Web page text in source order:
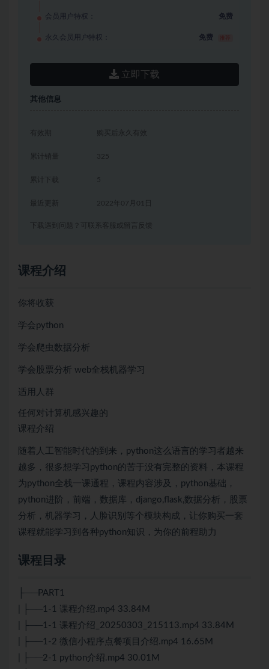
会员用户特权： 免费
永久会员用户特权： 免费
立即下载
其他信息
有效期 购买后永久有效
累计销量 325
累计下载 5
2022年07月01日
下载遇到问题？可联系客服或留言反馈
课程介绍
你将收获
学会python
学会爬虫数据分析
学会股票分析 web全栈机器学习
适用人群
任何对计算机感兴趣的
课程介绍
随着人工智能时代的到来，python这么语言的学习者越来
越多，很多想学习python的苦于没有完整的资料，本课程
为python全栈一课通程，课程内容涉及，python基础，
python进阶，前端，数据库，django,flask,数据分析，股票
分析，机器学习，人脸识别等个模块构成，让你购买一套
课程就能学习到各种python知识，为你的前程助力
课程目录
├──PART1
| ├──1-1 课程介绍.mp4 33.84M
| ├──1-1 课程介绍_20250303_215113.mp4 33.84M
| ├──1-2 微信小程序点餐项目介绍.mp4 16.65M
| ├──2-1 python介绍.mp4 30.01M